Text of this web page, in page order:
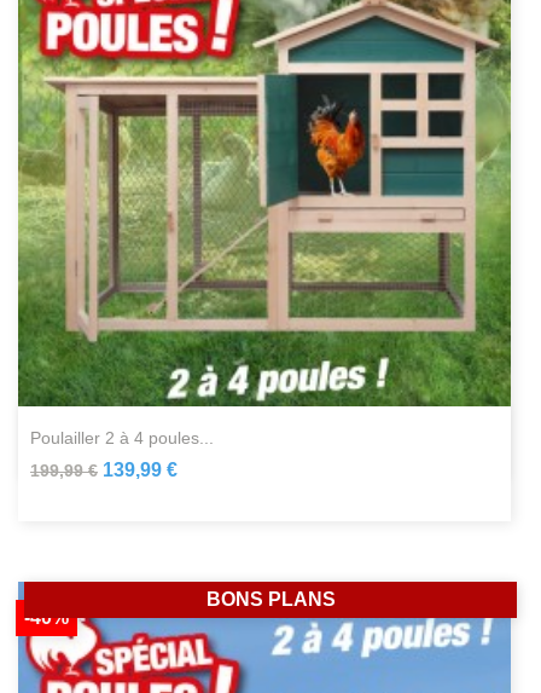
poulailler 2 à 4 poules...
199,99 € 139,99 €
-40%
BONS PLANS